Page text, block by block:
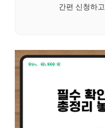
간편 신청하